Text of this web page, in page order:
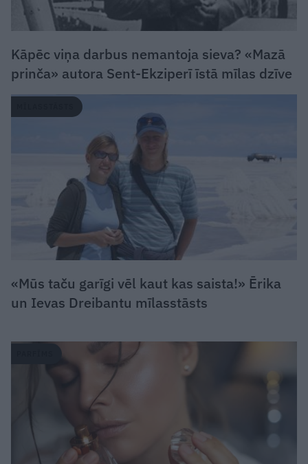
Kāpēc viņa darbus nemantoja sieva? «Mazā
prinča» autora Sent-Ekziperī īstā mīlas dzīve
«Mūs taču garīgi vēl kaut kas saista!» Ērika
un Ievas Dreibantu mīlasstāsts